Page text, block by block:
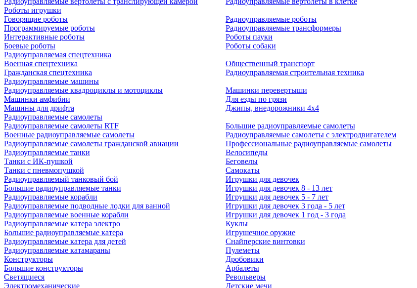
Роботы игрушки
Говорящие роботы
Программируемые роботы
Интерактивные роботы
Боевые роботы
Радиоуправляемые роботы
Радиоуправляемые трансформеры
Роботы пауки
Роботы собаки
Радиоуправляемая спецтехника
Военная спецтехника
Гражданская спецтехника
Общественный транспорт
Радиоуправляемая строительная техника
Радиоуправляемые машины
Радиоуправляемые квадроциклы и мотоциклы
Машинки амфибии
Машины для дрифта
Машинки перевертыши
Для езды по грязи
Джипы, внедорожники 4x4
Радиоуправляемые самолеты
Радиоуправляемые самолеты RTF
Военные радиоуправляемые самолеты
Радиоуправляемые самолеты гражданской авиации
Большие радиоуправляемые самолеты
Радиоуправляемые самолеты с электродвигателем
Профессиональные радиоуправляемые самолеты
Радиоуправляемые танки
Танки с ИК-пушкой
Танки с пневмопушкой
Радиоуправляемый танковый бой
Большие радиоуправляемые танки
Радиоуправляемые корабли
Радиоуправляемые подводные лодки для ванной
Радиоуправляемые военные корабли
Радиоуправляемые катера электро
Большие радиоуправляемые катера
Радиоуправляемые катера для детей
Радиоуправляемые катамараны
Конструкторы
Большие конструкторы
Светящиеся
Электромеханические
Велосипеды
Беговелы
Самокаты
Игрушки для девочек
Игрушки для девочек 8 - 13 лет
Игрушки для девочек 5 - 7 лет
Игрушки для девочек 3 года - 5 лет
Игрушки для девочек 1 год - 3 года
Куклы
Игрушечное оружие
Снайперские винтовки
Пулеметы
Дробовики
Арбалеты
Револьверы
Детские мечи